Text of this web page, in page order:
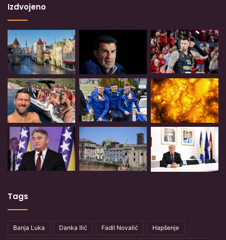
Izdvojeno
Tags
Banja Luka Danka Ilić Fadil Novalić Hapšenje